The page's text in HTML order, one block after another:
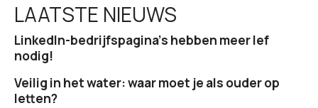
LAATSTE NIEUWS
LinkedIn-bedrijfspagina’s hebben meer lef
nodig!
Veilig in het water: waar moet je als ouder op
letten?